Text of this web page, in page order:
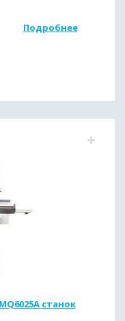
Подробнее
станок